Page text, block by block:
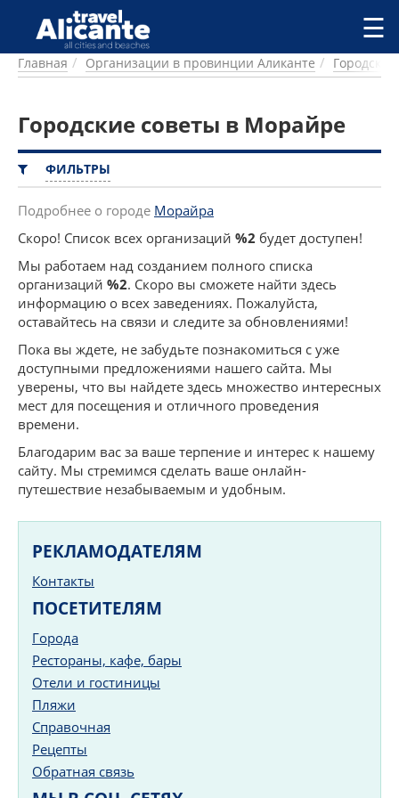
Перейти к основному содержанию
ГОРОДА
ПИТАНИЕ
ПРОЖИВАНИЕ
ПЛЯЖИ
ДОСТОПРИМЕЧАТЕЛЬНОСТИ
КЕМПИНГ
КОМАРКИ (РАЙОНЫ)
РЕЦЕПТЫ
ПРЕДЛОЖЕНИЯ
СТАТЬИ
УСЛУГИ
☰
Главная Организации в провинции Аликанте
Городские советы в Морайре
ФИЛЬТРЫ
Подробнее о городе Морайра
Скоро! Список всех организаций %2 будет доступен!
Мы работаем над созданием полного списка
организаций %2. Скоро вы сможете найти здесь
информацию о всех заведениях. Пожалуйста,
оставайтесь на связи и следите за обновлениями!
Пока вы ждете, не забудьте познакомиться с уже
доступными предложениями нашего сайта. Мы
уверены, что вы найдете здесь множество интересных
мест для посещения и отличного проведения
времени.
Благодарим вас за ваше терпение и интерес к нашему
сайту. Мы стремимся сделать ваше онлайн-
путешествие незабываемым и удобным.
РЕКЛАМОДАТЕЛЯМ
Контакты
ПОСЕТИТЕЛЯМ
Города
Рестораны, кафе, бары
Отели и гостиницы
Пляжи
Справочная
Рецепты
Обратная связь